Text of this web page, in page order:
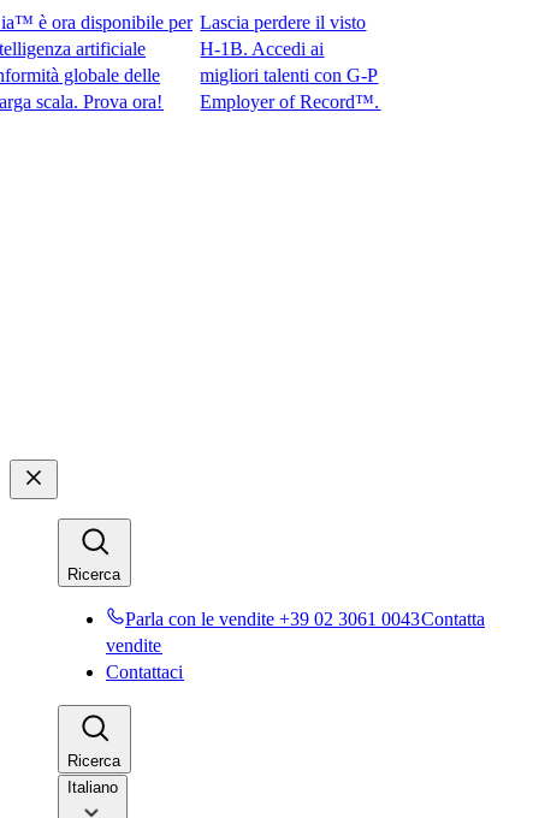
ora disponibile per
artificiale
globale delle
Prova ora!​​
Lascia perdere il visto
H-1B. Accedi ai
migliori talenti con G-P
Employer of Record™.​​
Ricerca​​
Parla con le vendite +39 02 3061 0043​​Contatta
vendite​​
Contattaci​​
Ricerca​​
Italiano